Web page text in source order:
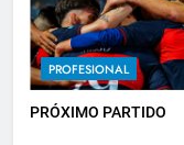
PROFESIONAL
PRÓXIMO PARTIDO
6